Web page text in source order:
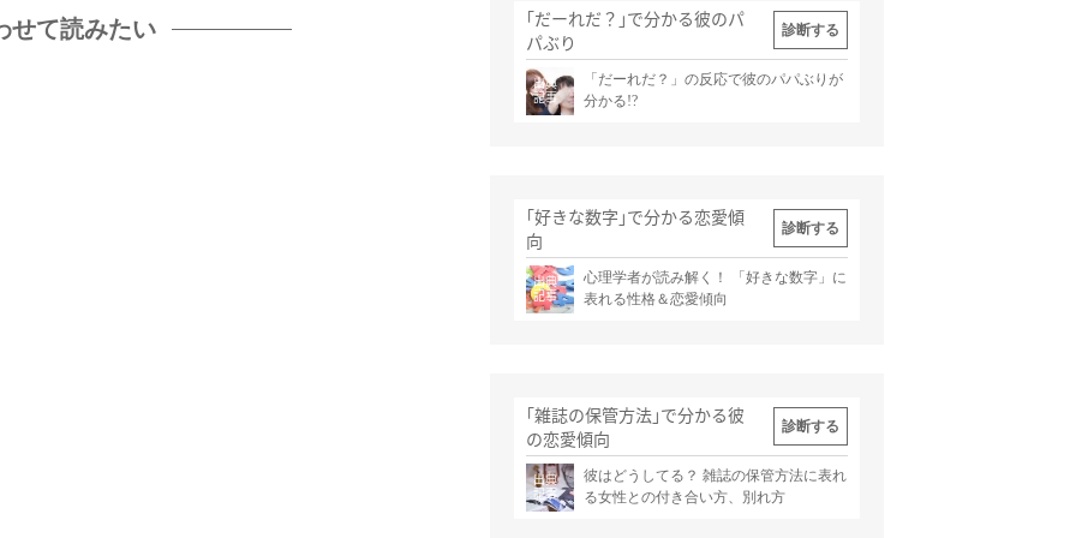
せて読みたい
｢だーれだ？｣で分かる彼のパ
パぶり
診断する
出典
記事
「だーれだ？」の反応で彼のパパぶりが
分かる!?
｢好きな数字｣で分かる恋愛傾
向
診断する
出典
記事
心理学者が読み解く！ 「好きな数字」に
表れる性格＆恋愛傾向
｢雑誌の保管方法｣で分かる彼
の恋愛傾向
診断する
出典
記事
彼はどうしてる？ 雑誌の保管方法に表れ
る女性との付き合い方、別れ方